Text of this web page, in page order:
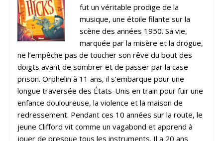
fut un véritable prodige de la
musique, une étoile filante sur la
scène des années 1950. Sa vie,
marquée par la misère et la drogue,
ne l’empêche pas de toucher son rêve du bout des
doigts avant de sombrer et de passer par la case
prison. Orphelin à 11 ans, il s’embarque pour une
longue traversée des États-Unis en train pour fuir une
enfance douloureuse, la violence et la maison de
redressement. Pendant ces 10 années sur la route, le
jeune Clifford vit comme un vagabond et apprend à
jouer de presque tous les instruments. Il a 20 ans